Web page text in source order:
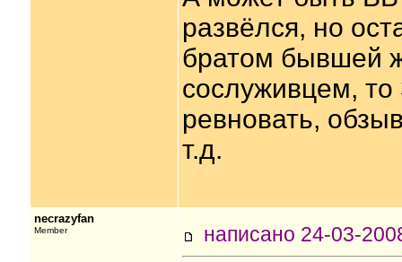
развёлся, но
братом бывшей
сослуживцем, то
ревновать,
т.д.
necrazyfan
Member написано 24-03-